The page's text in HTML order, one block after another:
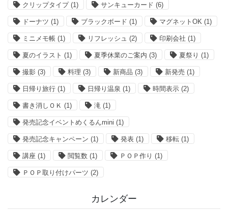
クリップタイプ(1) サンキューカード (6)
ドーナツ (1) ブラックボード (1) マグネットOK (1)
ミニメモ帳 (1) リフレッシュ (2) 印刷会社 (1)
夏のイラスト (1) 夏季休業のご案内 (3) 夏祭り (1)
撮影 (3) 料理 (3) 新商品 (3) 新発売 (1)
日帰り旅行 (1) 日帰り温泉 (1) 時間表示 (2)
書き消しＯＫ (1) 滝 (1)
発売記念イベントめくるんmini (1)
発売記念キャンペーン (1) 発表 (1) 移転 (1)
講座 (1) 閲覧数 (1) ＰＯＰ作り (1)
ＰＯＰ取り付けパーツ (2)
カレンダー